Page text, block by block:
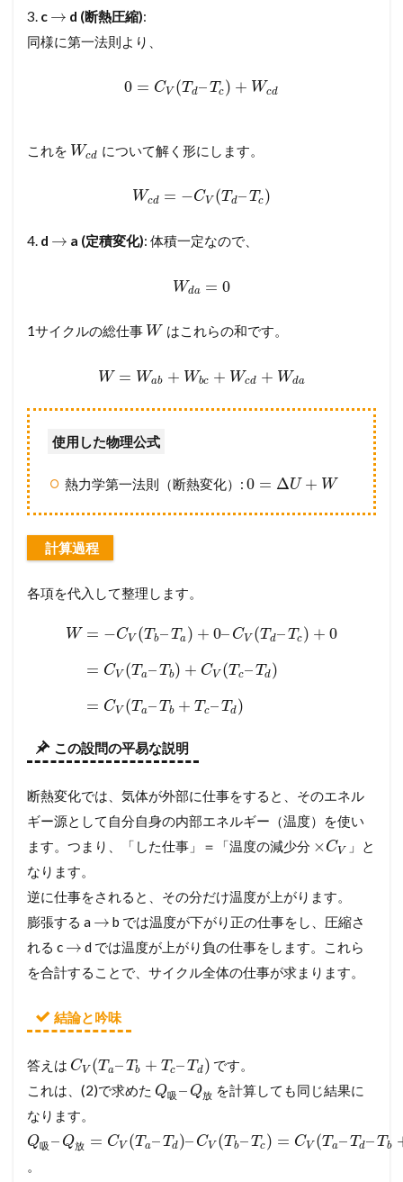
3. c → d (断熱圧縮):
同様に第一法則より、
0 = CV (Td– Tc) + Wcd
これを Wcd について解く形にします。
Wcd = −CV (Td– Tc)
4. d → a (定積変化): 体積一定なので、
Wda = 0
1サイクルの総仕事 W はこれらの和です。
W = Wab + Wbc + Wcd + Wda
使用した物理公式
熱力学第一法則（断熱変化）: 0 = ΔU + W
計算過程
各項を代入して整理します。
W = −CV (Tb–Ta) + 0– CV (Td–Tc) + 0
= CV (Ta–Tb ) + CV (Tc–Td)
= CV (Ta–Tb + Tc–Td)
この設問の平易な説明
断熱変化では、気体が外部に仕事をすると、そのエネル
ギー源として自分自身の内部エネルギー（温度）を使い
ます。つまり、「した仕事」＝「温度の減少分 ×CV
」と
なります。
逆に仕事をされると、その分だけ温度が上がります。
膨張する a → b では温度が下がり正の仕事をし、圧縮さ
れる c → d では温度が上がり負の仕事をします。これら
を合計することで、サイクル全体の仕事が求まります。
結論と吟味
答えは CV (Ta–Tb + Tc–Td) です。
これは、(2)で求めた Q吸 – Q放 を計算しても同じ結果に
なります。
Q吸 – Q放 = CV (Ta–Td)– CV (Tb–Tc) = CV (Ta–Td–Tb
。